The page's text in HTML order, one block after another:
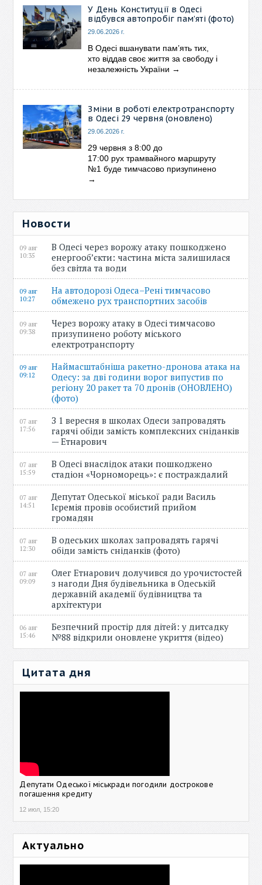
У День Конституції в Одесі
відбувся автопробіг пам’яті (фото)
29.06.2026 г.
В Одесі вшанувати пам’ять тих,
хто віддав своє життя за свободу і
незалежність України →
Зміни в роботі електротранспорту
в Одесі 29 червня (оновлено)
29.06.2026 г.
29 червня з 8:00 до
17:00 рух трамвайного маршруту
№1 буде тимчасово призупинено
→
Новости
09 авг
10:35
В Одесі через ворожу атаку пошкоджено
енергооб’єкти: частина міста залишилася
без світла та води
09 авг
10:27
На автодорозі Одеса–Рені тимчасово
обмежено рух транспортних засобів
09 авг
09:38
Через ворожу атаку в Одесі тимчасово
призупинено роботу міського
електротранспорту
09 авг
09:12
Наймасштабніша ракетно-дронова атака на
Одесу: за дві години ворог випустив по
регіону 20 ракет та 70 дронів (ОНОВЛЕНО)
(фото)
07 авг
17:56
З 1 вересня в школах Одеси запровадять
гарячі обіди замість комплексних сніданків
— Етнарович
07 авг
15:59
В Одесі внаслідок атаки пошкоджено
стадіон «Чорноморець»: є постраждалий
07 авг
14:51
Депутат Одеської міської ради Василь
Ієремія провів особистий прийом
громадян
07 авг
12:30
В одеських школах запровадять гарячі
обіди замість сніданків (фото)
07 авг
09:09
Олег Етнарович долучився до урочистостей
з нагоди Дня будівельника в Одеській
державній академії будівництва та
архітектури
06 авг
15:46
Безпечний простір для дітей: у дитсадку
№88 відкрили оновлене укриття (відео)
Цитата дня
Депутати Одеської міськради погодили дострокове
погашення кредиту
12 июл, 15:20
Актуально